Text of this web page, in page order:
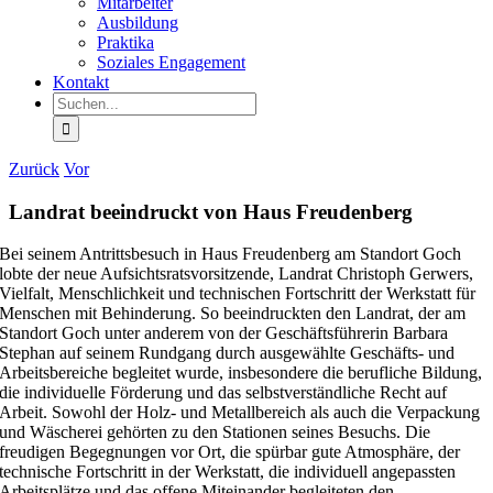
Ausbildung
Praktika
Soziales Engagement
Kontakt
Suche
nach:
Zurück Vor
Landrat beeindruckt von Haus Freudenberg
Bei seinem Antrittsbesuch in Haus Freudenberg am Standort Goch
lobte der neue Aufsichtsratsvorsitzende, Landrat Christoph Gerwers,
Vielfalt, Menschlichkeit und technischen Fortschritt der Werkstatt für
Menschen mit Behinderung. So beeindruckten den Landrat, der am
Standort Goch unter anderem von der Geschäftsführerin Barbara
Stephan auf seinem Rundgang durch ausgewählte Geschäfts- und
Arbeitsbereiche begleitet wurde, insbesondere die berufliche Bildung,
die individuelle Förderung und das selbstverständliche Recht auf
Arbeit. Sowohl der Holz- und Metallbereich als auch die Verpackung
und Wäscherei gehörten zu den Stationen seines Besuchs. Die
freudigen Begegnungen vor Ort, die spürbar gute Atmosphäre, der
technische Fortschritt in der Werkstatt, die individuell angepassten